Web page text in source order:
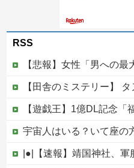
RSS
【悲報】女性「男への最大ダ
【田舎のミステリー】 タヌキ
【遊戯王】1億DL記念「
宇宙人はいる？いて座の方角から72秒間捉え
|●|【速報】靖国神社、